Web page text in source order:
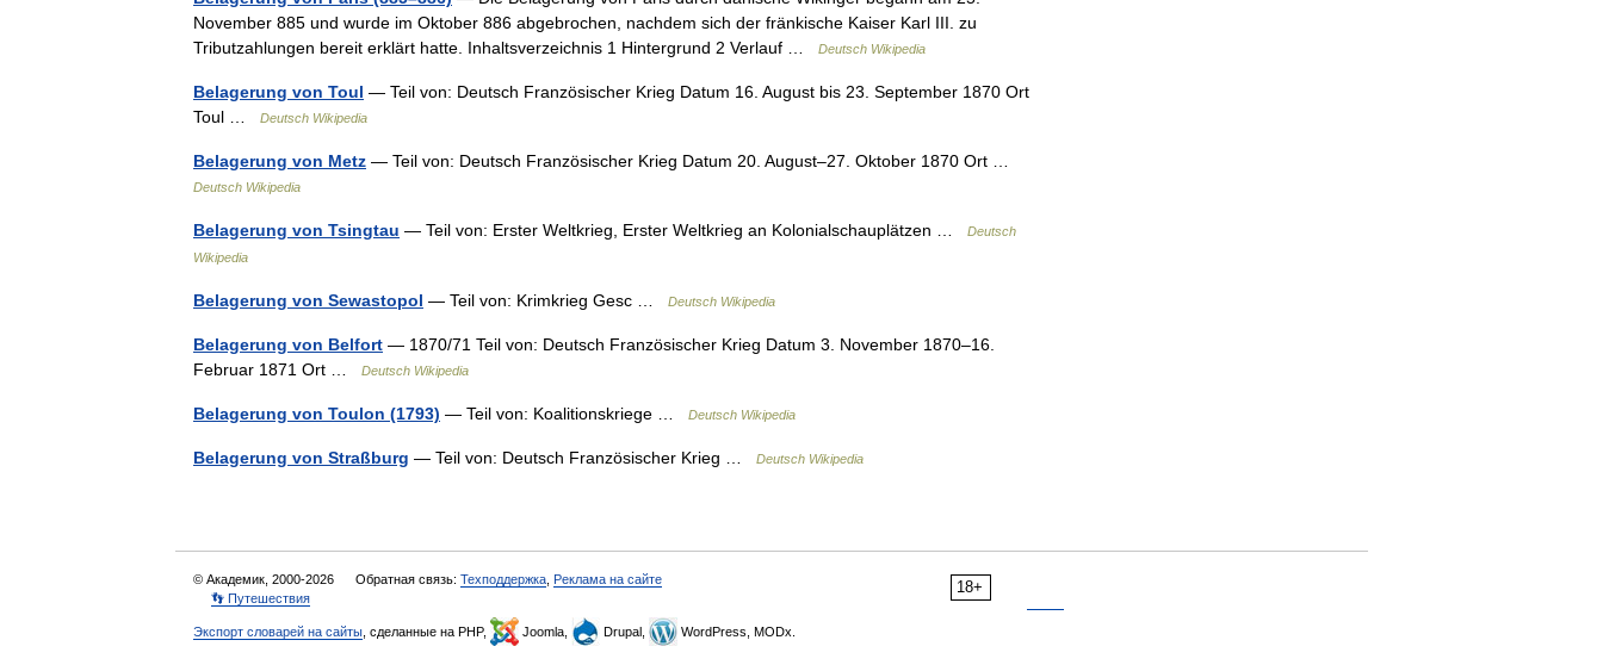
November 885 und wurde im Oktober 886 abgebrochen, nachdem sich der fränkische Kaiser Karl III. zu
Tributzahlungen bereit erklärt hatte. Inhaltsverzeichnis 1 Hintergrund 2 Verlauf …
Deutsch Wikipedia
Belagerung von Toul — Teil von: Deutsch Französischer Krieg Datum 16. August bis 23. September 1870 Ort
Toul …
Deutsch Wikipedia
Belagerung von Metz — Teil von: Deutsch Französischer Krieg Datum 20. August–27. Oktober 1870 Ort …
Deutsch Wikipedia
Belagerung von Tsingtau — Teil von: Erster Weltkrieg, Erster Weltkrieg an Kolonialschauplätzen …
Deutsch
Wikipedia
Belagerung von Sewastopol — Teil von: Krimkrieg Gesc … Deutsch Wikipedia
Belagerung von Belfort — 1870/71 Teil von: Deutsch Französischer Krieg Datum 3. November 1870–16.
Februar 1871 Ort …
Deutsch Wikipedia
Belagerung von Toulon (1793) — Teil von: Koalitionskriege … Deutsch Wikipedia
Belagerung von Straßburg — Teil von: Deutsch Französischer Krieg … Deutsch Wikipedia
18+
© Академик, 2000-2026 Обратная связь: Техподдержка Реклама на сайте
👣 Путешествия
Экспорт словарей на сайты , сделанные на PHP, Joomla, Drupal, WordPress, MODx.